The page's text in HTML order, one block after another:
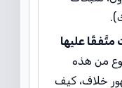
متَّفقًا عليها
من هذه
خلاف، كيف